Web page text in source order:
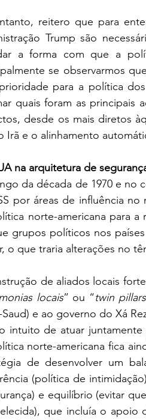
reitero que para
Trump são
a forma com que a
se observarmos
para a política
quais foram as principais
desde os mais diretos
Irã e o alinhamento
na arquitetura de
da década de 1970 e no
por áreas de influência
norte-americana para
grupos políticos nos
o que traria alterações no
de aliados locais
locais” ou “twin
e ao governo do Xá
intuito de atuar juntamente
norte-americana fica
de desenvolver um
(política de
e equilíbrio (evitar
que incluía o apoio